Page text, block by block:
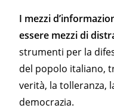
I mezzi
essere mezzi di
strumenti per la
del popolo italiano,
verità, la tolleranza,
democrazia.